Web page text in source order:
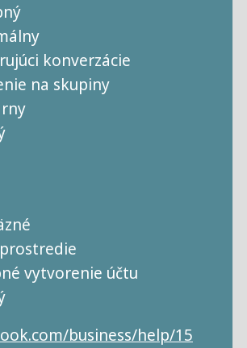
konverzácie
na skupiny
vytvorenie účtu
business/help/15